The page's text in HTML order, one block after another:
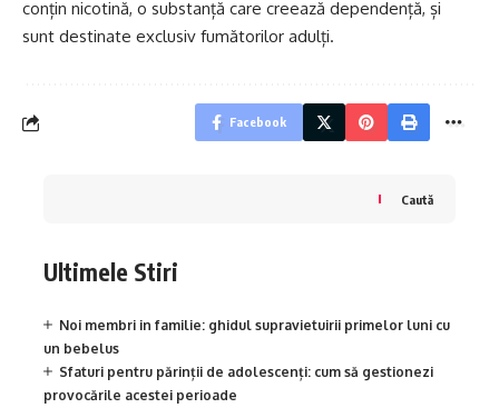
conțin nicotină, o substanță care creează dependență, și
sunt destinate exclusiv fumătorilor adulți.
Facebook
Caută
Ultimele Stiri
Noi membri in familie: ghidul supravietuirii primelor luni cu
un bebelus
Sfaturi pentru părinții de adolescenți: cum să gestionezi
provocările acestei perioade